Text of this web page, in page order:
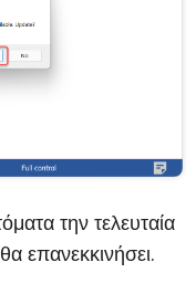
την τελευταία
επανεκκινήσει.